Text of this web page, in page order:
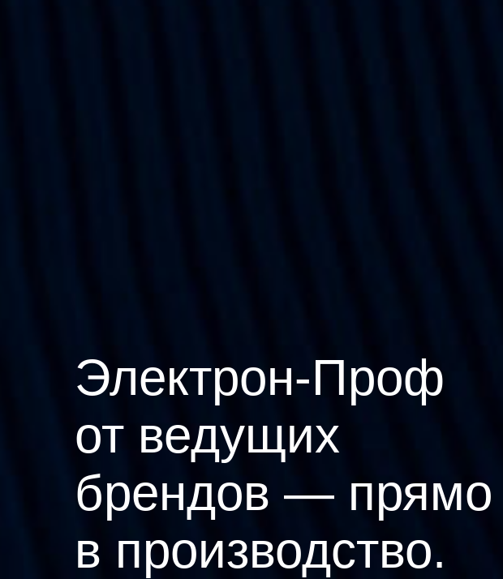
Электрон-Проф
от ведущих
брендов — прямо
в производство.